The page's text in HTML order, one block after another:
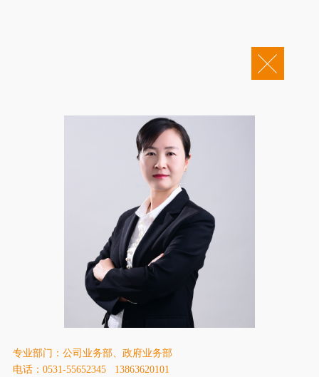
康桥人员
新闻动态
康桥党建
业务领域
社会责任
康桥法治研究院
康桥出版
专业部门：公司业务部、政府业务部
电话：0531-55652345 13863620101
Copyright © 2011-2026 康桥律师事务所